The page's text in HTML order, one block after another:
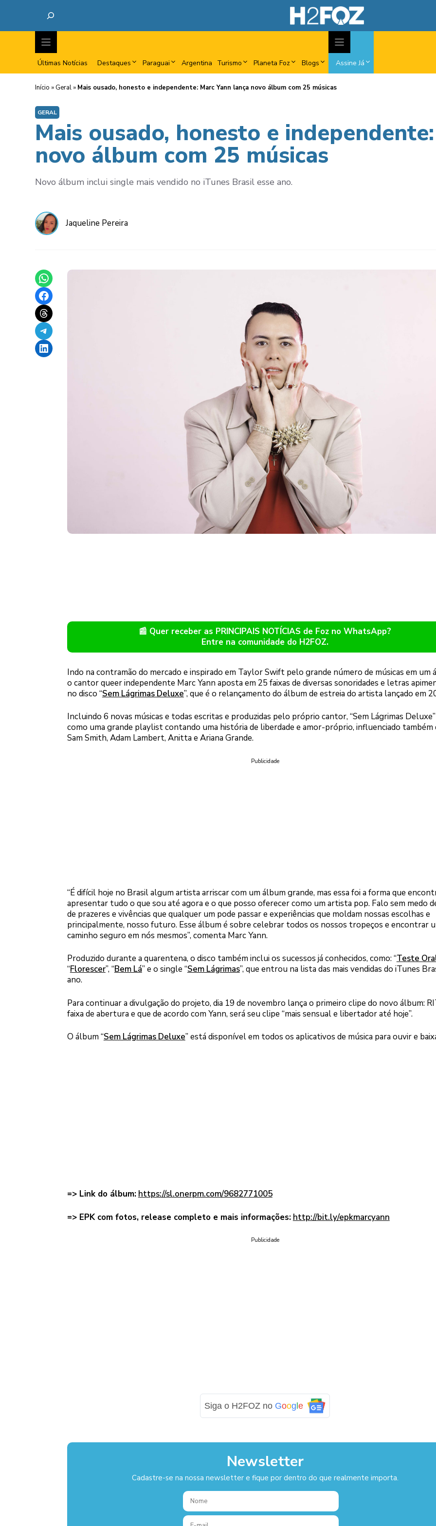
Últimas Notícias Destaques Paraguai Argentina Turismo Planeta Foz Blogs Assine Já
Início » Geral » Mais ousado, honesto e independente: Marc Yann lança novo álbum com 25 músicas
GERAL
Mais ousado, honesto e
novo álbum com 25 músicas
Novo álbum inclui single mais vendido no iTunes Brasil esse ano.
Jaqueline Pereira
Share on WhatsApp
Share on Facebook
Share on Threads
Share on Telegram
Share on LinkedIn
📰 Quer receber as PRINCIPAIS NOTÍCIAS de Foz no WhatsApp?
Entre na comunidade do H2FOZ.
Indo na contramão do mercado e inspirado em Taylor Swift pelo grande número de músicas em um
o cantor queer independente Marc Yann aposta em 25 faixas de diversas sonoridades e letras
no disco “Sem Lágrimas Deluxe”, que é o relançamento do álbum de estreia do artista lançado em
Incluindo 6 novas músicas e todas escritas e produzidas pelo próprio cantor, “Sem Lágrimas
como uma grande playlist contando uma história de liberdade e amor-próprio, influenciado também
Sam Smith, Adam Lambert, Anitta e Ariana Grande.
Publicidade
“É difícil hoje no Brasil algum artista arriscar com um álbum grande, mas essa foi a forma que
apresentar tudo o que sou até agora e o que posso oferecer como um artista pop. Falo sem medo
de prazeres e vivências que qualquer um pode passar e experiências que moldam nossas escolhas e
principalmente, nosso futuro. Esse álbum é sobre celebrar todos os nossos tropeços e encontrar
caminho seguro em nós mesmos”, comenta Marc Yann.
Produzido durante a quarentena, o disco também inclui os sucessos já conhecidos, como: “Teste
“Florescer”, “Bem Lá” e o single “Sem Lágrimas”, que entrou na lista das mais vendidas do iTunes
ano.
Para continuar a divulgação do projeto, dia 19 de novembro lança o primeiro clipe do novo álbum:
faixa de abertura e que de acordo com Yann, será seu clipe “mais sensual e libertador até hoje”.
O álbum “Sem Lágrimas Deluxe” está disponível em todos os aplicativos de música para ouvir e
=> Link do álbum: https://sl.onerpm.com/9682771005
=> EPK com fotos, release completo e mais informações: http://bit.ly/epkmarcyann
Publicidade
Siga o H2FOZ no Google
Newsletter
Cadastre-se na nossa newsletter e fique por dentro do que realmente importa.